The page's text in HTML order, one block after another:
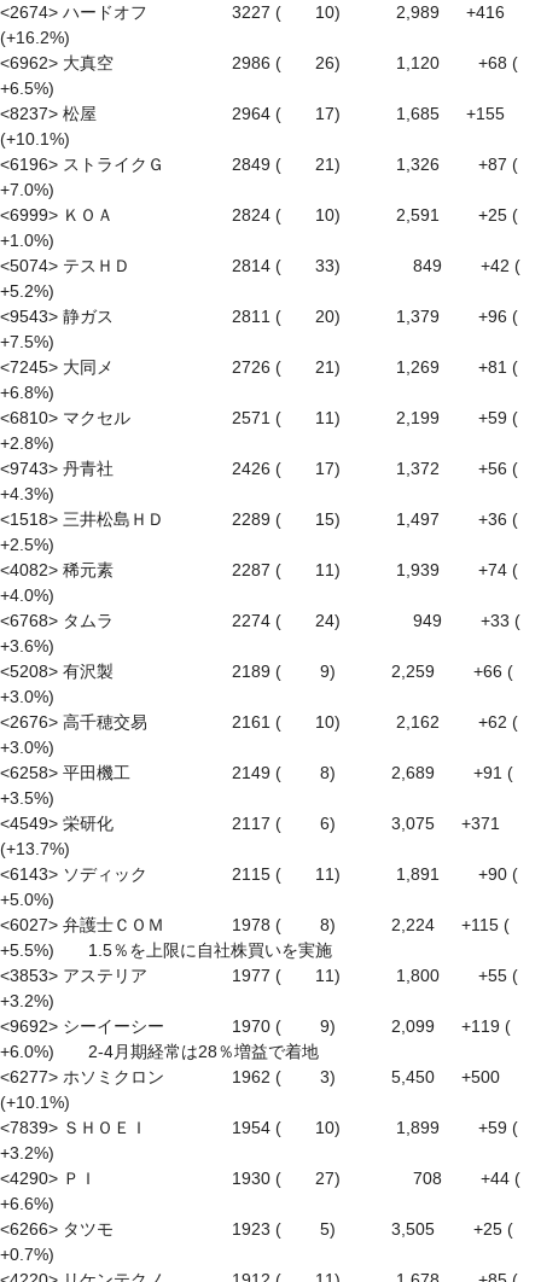
<2674> ハードオフ　　　　　3227 (　　10)　　　 2,989 　 +416
(+16.2%)
<6962> 大真空　　　　　　　2986 (　　26)　　　 1,120　　 +68 (
+6.5%)
<8237> 松屋　　　　　　　　2964 (　　17)　　　 1,685 　 +155
(+10.1%)
<6196> ストライクＧ　　　　2849 (　　21)　　　 1,326　　 +87 (
+7.0%)
<6999> ＫＯＡ　　　　　　　2824 (　　10)　　　 2,591　　 +25 (
+1.0%)
<5074> テスＨＤ　　　　　　2814 (　　33)　　　　 849　　 +42 (
+5.2%)
<9543> 静ガス　　　　　　　2811 (　　20)　　　 1,379　　 +96 (
+7.5%)
<7245> 大同メ　　　　　　　2726 (　　21)　　　 1,269　　 +81 (
+6.8%)
<6810> マクセル　　　　　　2571 (　　11)　　　 2,199　　 +59 (
+2.8%)
<9743> 丹青社　　　　　　　2426 (　　17)　　　 1,372　　 +56 (
+4.3%)
<1518> 三井松島ＨＤ　　　　2289 (　　15)　　　 1,497　　 +36 (
+2.5%)
<4082> 稀元素　　　　　　　2287 (　　11)　　　 1,939　　 +74 (
+4.0%)
<6768> タムラ　　　　　　　2274 (　　24)　　　　 949　　 +33 (
+3.6%)
<5208> 有沢製　　　　　　　2189 (　　 9)　　　 2,259　　 +66 (
+3.0%)
<2676> 高千穂交易　　　　　2161 (　　10)　　　 2,162　　 +62 (
+3.0%)
<6258> 平田機工　　　　　　2149 (　　 8)　　　 2,689　　 +91 (
+3.5%)
<4549> 栄研化　　　　　　　2117 (　　 6)　　　 3,075 　 +371
(+13.7%)
<6143> ソディック　　　　　2115 (　　11)　　　 1,891　　 +90 (
+5.0%)
<6027> 弁護士ＣＯＭ　　　　1978 (　　 8)　　　 2,224 　 +115 (
+5.5%)　　1.5％を上限に自社株買いを実施
<3853> アステリア　　　　　1977 (　　11)　　　 1,800　　 +55 (
+3.2%)
<9692> シーイーシー　　　　1970 (　　 9)　　　 2,099 　 +119 (
+6.0%)　　2-4月期経常は28％増益で着地
<6277> ホソミクロン　　　　1962 (　　 3)　　　 5,450 　 +500
(+10.1%)
<7839> ＳＨＯＥＩ　　　　　1954 (　　10)　　　 1,899　　 +59 (
+3.2%)
<4290> ＰＩ　　　　　　　　1930 (　　27)　　　　 708　　 +44 (
+6.6%)
<6266> タツモ　　　　　　　1923 (　　 5)　　　 3,505　　 +25 (
+0.7%)